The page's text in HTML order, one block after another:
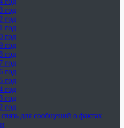
год
год
год
год
год
год
год
год
год
год
год
год
для сообщений о фактах